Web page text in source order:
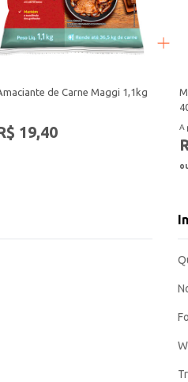
de Carne Maggi 1,1kg
19,40 A